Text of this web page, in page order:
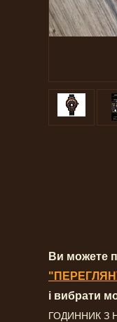
Ви можете
і вибрати
ГОДИННИК З